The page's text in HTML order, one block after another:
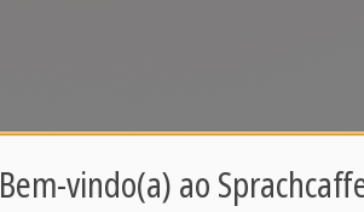
Bem-vindo(a) ao